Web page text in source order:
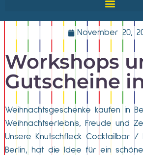
November 20,
Workshops
Gutscheine
Weihnachtsgeschenke kaufen in
Weihnachtserlebnis, Freude und
Unsere Knutschfleck Cocktailbar /
Berlin, hat die Idee für ein